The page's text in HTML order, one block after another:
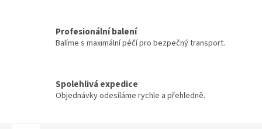
Profesionální balení
Balíme s maximální péčí pro bezpečný transport.
Spolehlivá expedice
Objednávky odesíláme rychle a přehledně.